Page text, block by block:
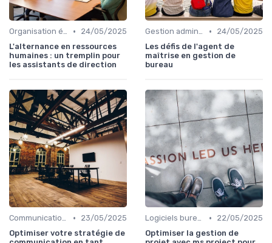
Organisation événements •
24/05/2025
L'alternance en ressources
humaines : un tremplin pour
les assistants de direction
Gestion administrative •
24/05/2025
Les défis de l'agent de
maîtrise en gestion de
bureau
Communication numérique •
23/05/2025
Optimiser votre stratégie de
Logiciels bureautiques •
22/05/2025
Optimiser la gestion de